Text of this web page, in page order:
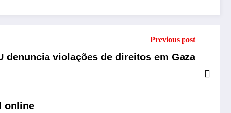
Previous post
denuncia violações de direitos em Gaza
online